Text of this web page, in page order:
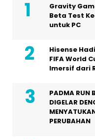
Gravity
Beta Test
untuk PC
Hisense
FIFA World
Imersif dari
PADMA RUN
DIGELAR
PERUBAHAN